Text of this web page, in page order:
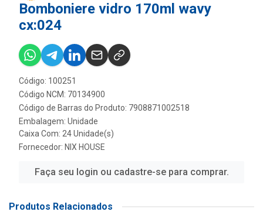
Bomboniere vidro 170ml wavy
cx:024
Código: 100251
Código NCM: 70134900
Código de Barras do Produto: 7908871002518
Embalagem: Unidade
Caixa Com: 24 Unidade(s)
Fornecedor: NIX HOUSE
Faça seu login ou cadastre-se para comprar.
Produtos Relacionados